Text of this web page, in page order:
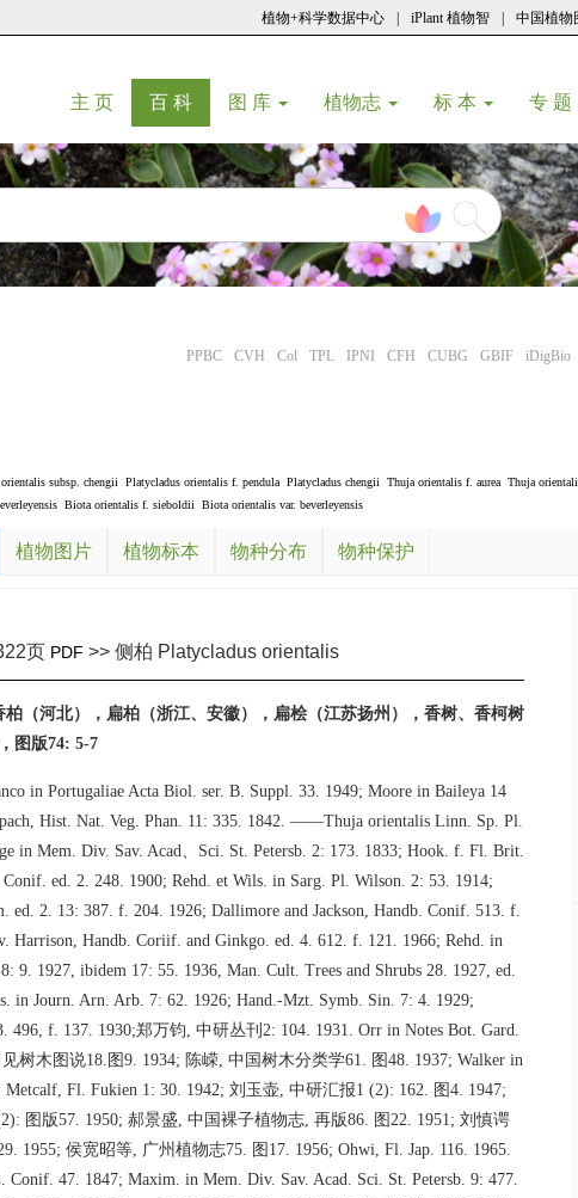
植物+科学数据中心 iPlant 植物智 中国植物
主 页(current)
百 科(current)
图 库 植物志 标 本 专 题
PPBC CVH Col TPL IPNI CFH CUBG GBIF iDigBio
subsp. chengii Platycladus orientalis f. pendula Platycladus chengii Thuja orientalis f. aurea Thuja
Biota orientalis f. sieboldii Biota orientalis var. beverleyensis
植物图片 植物标本 物种分布 物种保护
页 PDF >> 侧柏 Platycladus orientalis
（河北），扁柏（浙江、安徽），扁桧（江苏扬州），香树、香柯树
图版74: 5-7
in Portugaliae Acta Biol. ser. B. Suppl. 33. 1949; Moore in Baileya 14
Hist. Nat. Veg. Phan. 11: 335. 1842. ——Thuja orientalis Linn. Sp. Pl.
in Mem. Div. Sav. Acad、Sci. St. Petersb. 2: 173. 1833; Hook. f. Fl. Brit.
ed. 2. 248. 1900; Rehd. et Wils. in Sarg. Pl. Wilson. 2: 53. 1914;
ed. 2. 13: 387. f. 204. 1926; Dallimore and Jackson, Handb. Conif. 513. f.
Harrison, Handb. Coriif. and Ginkgo. ed. 4. 612. f. 121. 1966; Rehd. in
9. 1927, ibidem 17: 55. 1936, Man. Cult. Trees and Shrubs 28. 1927, ed.
in Journ. Arn. Arb. 7: 62. 1926; Hand.-Mzt. Symb. Sin. 7: 4. 1929;
496, f. 137. 1930;郑万钧, 中研丛刊2: 104. 1931. Orr in Notes Bot. Gard.
树木图说18.图9. 1934; 陈嵘, 中国树木分类学61. 图48. 1937; Walker in
Metcalf, Fl. Fukien 1: 30. 1942; 刘玉壶, 中研汇报1 (2): 162. 图4. 1947;
图版57. 1950; 郝景盛, 中国裸子植物志, 再版86. 图22. 1951; 刘慎谔
1955; 侯宽昭等, 广州植物志75. 图17. 1956; Ohwi, Fl. Jap. 116. 1965.
47. 1847; Maxim. in Mem. Div. Sav. Acad. Sci. St. Petersb. 9: 477.